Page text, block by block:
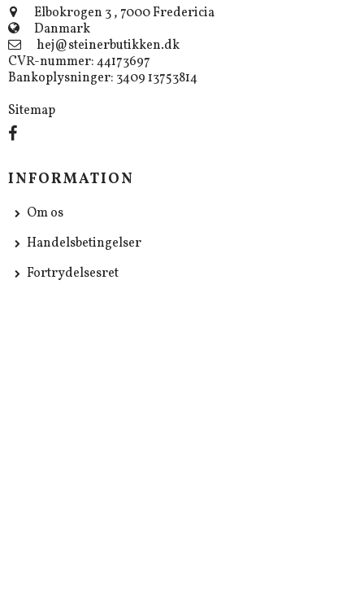
Elbokrogen 3, 7000 Fredericia
Danmark
hej@steinerbutikken.dk
CVR-nummer:44173697
Bankoplysninger: 3409 13753814
Sitemap
INFORMATION
Om os
Handelsbetingelser
Fortrydelsesret